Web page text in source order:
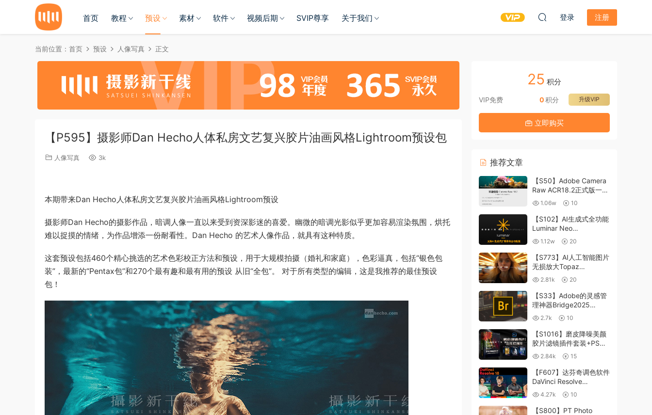
首页 教程 预设 素材 软件 视频后期 SVIP尊享 关于我们 登录 注册
当前位置： 首页 预设 人像写真 正文
【P595】摄影师Dan Hecho人体私房文艺复兴胶片油画风格Lightroom预设包
人像写真 3k
本期带来Dan Hecho人体私房文艺复兴胶片油画风格Lightroom预设
摄影师Dan Hecho的摄影作品，暗调人像一直以来受到资深影迷的喜爱。幽微的暗调光影似乎更加容易渲染氛围，烘托
难以捉摸的情绪，为作品增添一份耐看性。Dan Hecho 的艺术人像作品，就具有这种特质。
这套预设包括460个精心挑选的艺术色彩校正方法和预设，用于大规模拍摄（婚礼和家庭），色彩逼真，包括“银色包
装”，最新的“Pentax包”和270个最有趣和最有用的预设 从旧“全包”。 对于所有类型的编辑，这是我推荐的最佳预设
包！
25 积分
VIP免费 升级VIP
0积分
立即购买
推荐文章
【S50】Adobe Camera
Raw ACR18.2正式版一键
升级包 ACR最新升级包
支持WIN和MAC
1.06w 10
【S102】AI生成式全功能
Luminar Neo
1.24.4(x64)超强修图插件
中文版WIN+MAC含400
个预设
1.12w 20
【S773】AI人工智能图片
无损放大Topaz
Gigapixel AI 8.4.0.1b照
片模糊清晰 PS插件+独立
版 WIN/MAC
2.81k 20
【S33】Adobe的灵感管
理神器Bridge2025
15.0.3 WIN系统 右键可
进入ACR
2.7k 10
【S1016】磨皮降噪美颜
胶片滤镜插件套装+PS动
作 Imagenomic
Professional Plugin Suite
v2027 Win汉化中文版
2.84k 15
【F607】达芬奇调色软件
DaVinci Resolve
Studio18.6Win、Mac 中
文/英文
4.27k 10
【S800】PT Photo